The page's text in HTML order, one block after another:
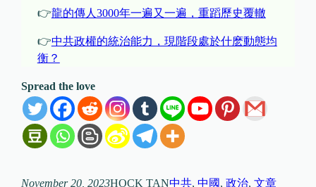
👉龍的傳人3000年一遍又一遍，重蹈歷史覆轍
👉中共政權的統治能力，現階段處於什麽動態均
衡？
Spread the love
November 20, 2023HOCK TAN中共, 中國, 政治, 文章